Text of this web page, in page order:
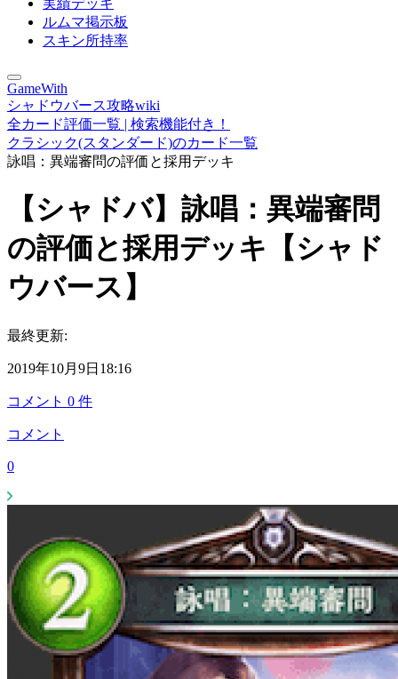
実績デッキ
ルムマ掲示板
スキン所持率
GameWith
シャドウバース攻略wiki
全カード評価一覧 | 検索機能付き！
クラシック(スタンダード)のカード一覧
詠唱：異端審問の評価と採用デッキ
【シャドバ】詠唱：異端審問
の評価と採用デッキ【シャド
ウバース】
最終更新:
2019年10月9日18:16
コメント 0 件
コメント
0